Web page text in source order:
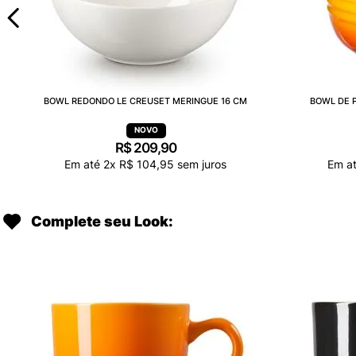
BOWL REDONDO LE CREUSET MERINGUE 16 CM
R$ 209,90
Em até 2x R$ 104,95 sem juros
BOWL DE
Em
Complete seu Look: